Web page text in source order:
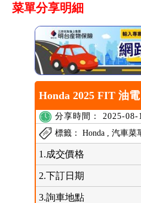
菜單分享明細
Honda 2025 FIT 油
分享時間： 2025-08-
標籤： Honda , 汽車菜
1.成交價格
2.下訂日期
3.詢車地點